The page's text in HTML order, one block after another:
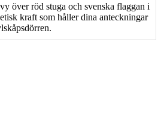
över röd stuga och svenska flaggan i
kraft som håller dina anteckningar